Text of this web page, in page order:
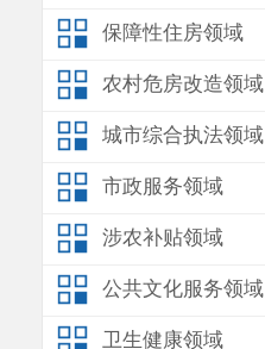
保障性住房领域
农村危房改造领域
城市综合执法领域
市政服务领域
涉农补贴领域
公共文化服务领域
卫生健康领域